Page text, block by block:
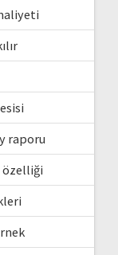
raporu
özelliği